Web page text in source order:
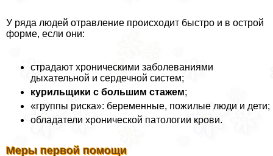
У ряда людей отравление происходит быстро и в острой
форме, если они:
страдают хроническими заболеваниями
дыхательной и сердечной систем;
курильщики с большим стажем;
«группы риска»: беременные, пожилые люди и дети;
обладатели хронической патологии крови.
Меры первой помощи